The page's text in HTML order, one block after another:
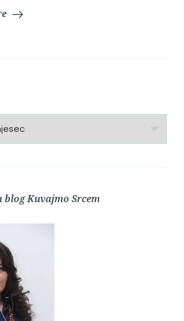
Kuvajmo Srcem